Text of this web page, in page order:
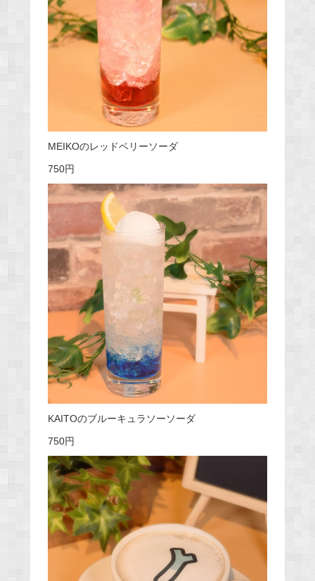
MEIKOのレッドベリーソーダ
750円
KAITOのブルーキュラソーソーダ
750円